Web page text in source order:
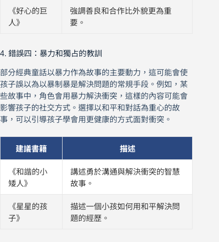
《好心的巨
人》
強調善良和合作比外貌更為重
要。
4. 錯誤四：暴力和獨占的教訓
部分經典童話以暴力作為故事的主要動力，這可能會使
孩子誤以為以暴制暴是解決問題的常規手段。例如，某
些故事中，角色會用暴力解決衝突，這樣的內容可能會
影響孩子的社交方式。選擇以和平和對話為重心的故
事，可以引導孩子學會用更健康的方式面對衝突。
建議書籍 描述
《和諧的小
矮人》
講述勇於溝通與解決衝突的智慧
故事。
《星星的孩
子》
描述一個小孩如何用和平解決問
題的經歷。